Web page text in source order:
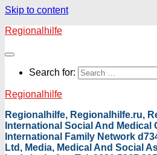
Skip to content
Regionalhilfe
Search for:
Regionalhilfe
Regionalhilfe, Regionalhilfe.ru,
International Social And Medical
International Family Network
Ltd, Media, Medical And Social